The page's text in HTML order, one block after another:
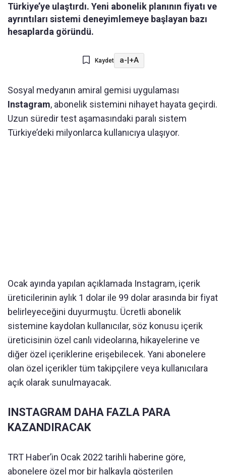
Türkiye’ye ulaştırdı. Yeni abonelik planının fiyatı ve
ayrıntıları sistemi deneyimlemeye başlayan bazı
hesaplarda göründü.
Kaydet a- +A
Sosyal medyanın amiral gemisi uygulaması
Instagram, abonelik sistemini nihayet hayata geçirdi.
Uzun süredir test aşamasındaki paralı sistem
Türkiye’deki milyonlarca kullanıcıya ulaşıyor.
Ocak ayında yapılan açıklamada Instagram, içerik
üreticilerinin aylık 1 dolar ile 99 dolar arasında bir fiyat
belirleyeceğini duyurmuştu. Ücretli abonelik
sistemine kaydolan kullanıcılar, söz konusu içerik
üreticisinin özel canlı videolarına, hikayelerine ve
diğer özel içeriklerine erişebilecek. Yani abonelere
olan özel içerikler tüm takipçilere veya kullanıcılara
açık olarak sunulmayacak.
INSTAGRAM DAHA FAZLA PARA
KAZANDIRACAK
TRT Haber’in Ocak 2022 tarihli haberine göre,
abonelere özel mor bir halkayla gösterilen